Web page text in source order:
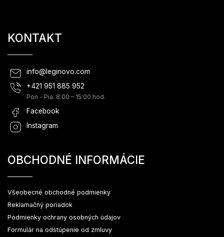
KONTAKT
info@ leginovo.com
+421 951 885 952
Pon - Pia: 8:00 – 15:00 hod.
Facebook
Instagram
OBCHODNÉ INFORMÁCIE
Všeobecné obchodné podmienky
Reklamačný poriadok
Podmienky ochrany osobných údajov
Formulár na odstúpenie od zmluvy